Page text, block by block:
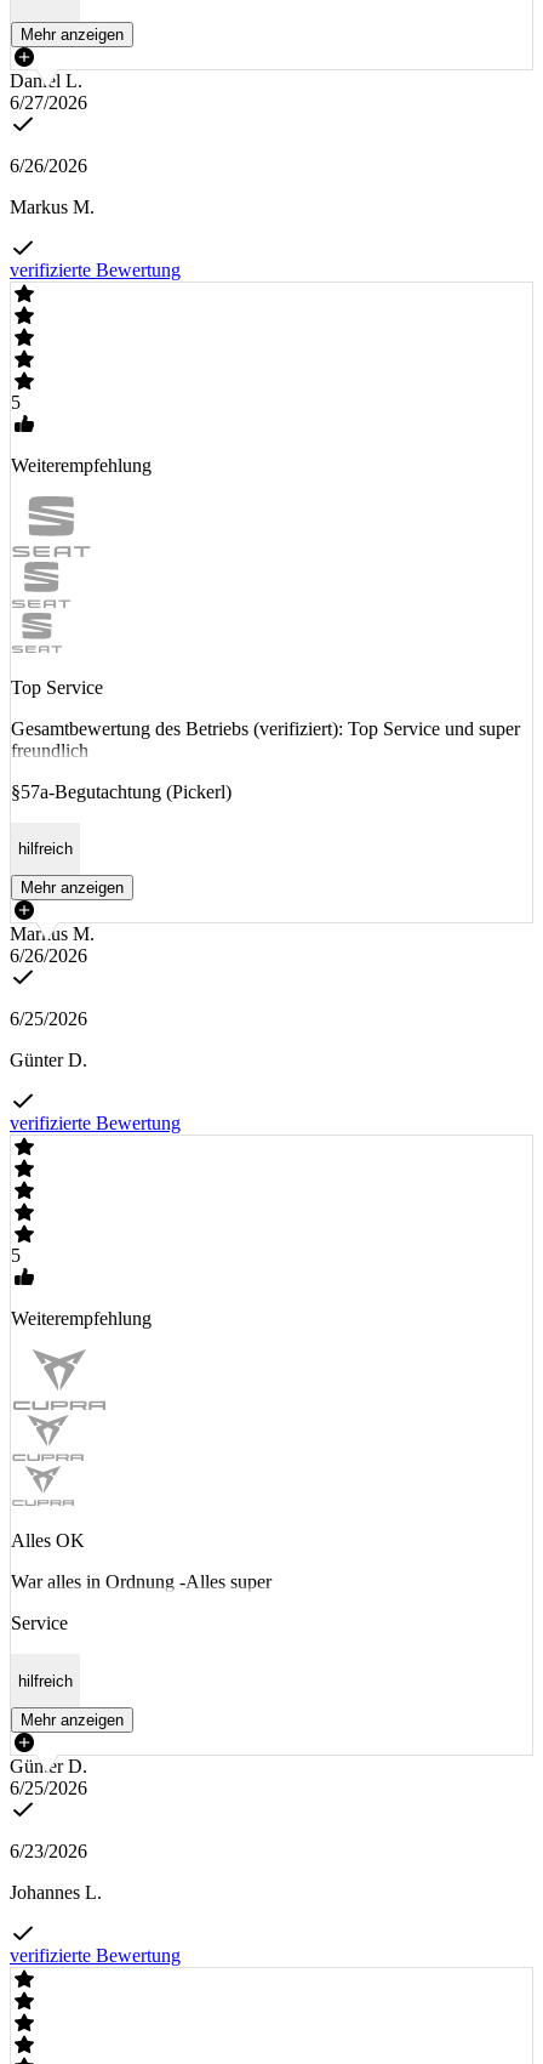
Mehr anzeigen
Daniel L.
6/27/2026
6/26/2026
Markus M.
verifizierte Bewertung
5
Weiterempfehlung
Top Service
Gesamtbewertung des Betriebs (verifiziert): Top Service und super
freundlich
§57a-Begutachtung (Pickerl)
hilfreich
Mehr anzeigen
Markus M.
6/26/2026
6/25/2026
Günter D.
verifizierte Bewertung
5
Weiterempfehlung
Alles OK
War alles in Ordnung -Alles super
Service
hilfreich
Mehr anzeigen
Günter D.
6/25/2026
6/23/2026
Johannes L.
verifizierte Bewertung